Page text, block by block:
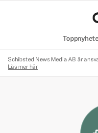
Schibsted News Media AB är
Läs mer här